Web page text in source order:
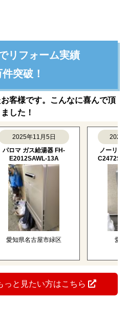
リフォーム実績
突破！
客様です。こんなに喜んで頂
した！
2025年11月5日
マ ガス給湯器 FH-
E2012SAWL-13A
知県名古屋市緑区
2025年
ノーリツ ガ
C2472SAW-
愛知県
っと見たい方はこちら